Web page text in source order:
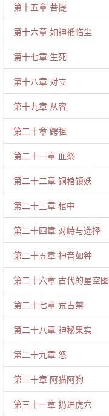
第十五章 菩提
第十六章 如神祗临尘
第十七章 生死
第十八章 对立
第十九章 从容
第二十章 鳄祖
第二十一章 血祭
第二十二章 铜棺镇妖
第二十三章 棺中
第二十四章 对峙与选择
第二十五章 神音如钟
第二十六章 古代的星空图
第二十七章 荒古禁
第二十八章 神秘果实
第二十九章 怒
第三十章 阿猫阿狗
第三十一章 扔进虎穴